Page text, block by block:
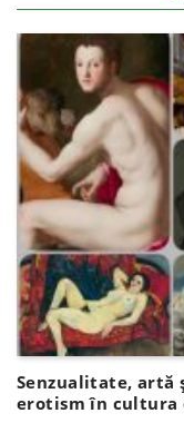
Senzualitate, artă
erotism în cultura